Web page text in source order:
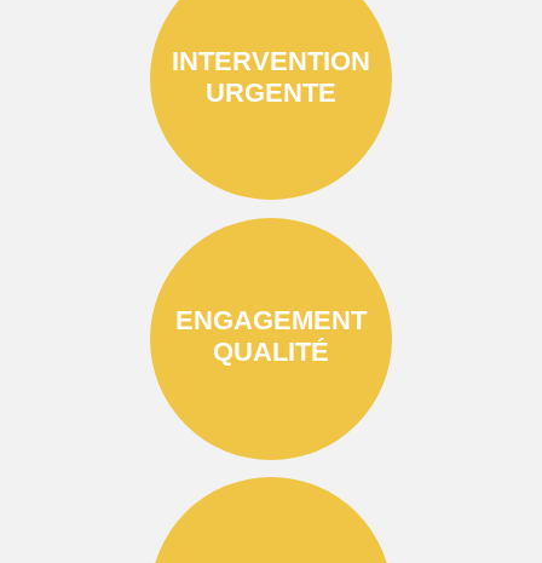
INTERVENTION
URGENTE
ENGAGEMENT
QUALITÉ